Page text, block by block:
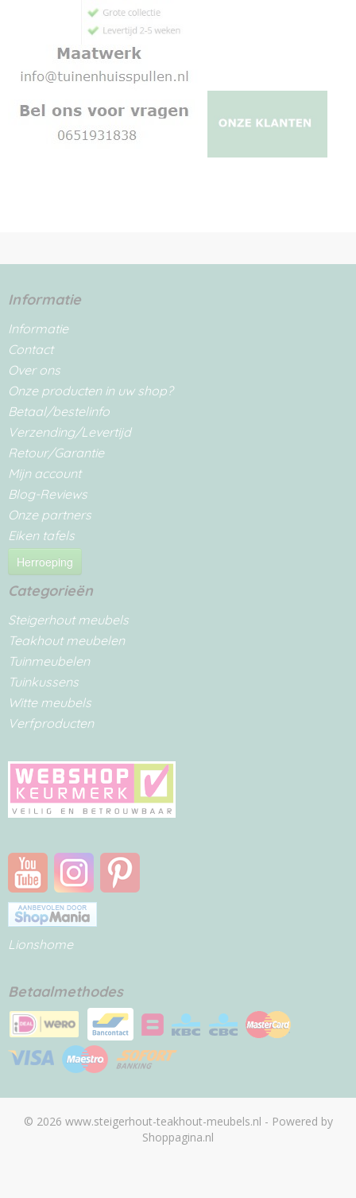
Informatie
Informatie
Contact
Over ons
Onze producten in uw shop?
Betaal/bestelinfo
Verzending/Levertijd
Retour/Garantie
Mijn account
Blog-Reviews
Onze partners
Eiken tafels
Herroeping
Categorieën
Steigerhout meubels
Teakhout meubelen
Tuinmeubelen
Tuinkussens
Witte meubels
Verfproducten
Lionshome
Betaalmethodes
© 2026 www.steigerhout-teakhout-meubels.nl - Powered by
Shoppagina.nl